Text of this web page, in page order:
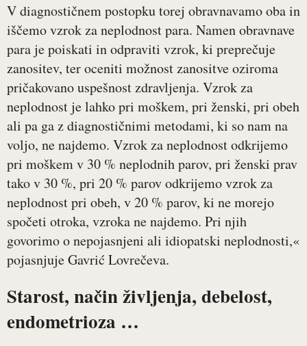
V diagnostičnem postopku torej obravnavamo oba in
iščemo vzrok za neplodnost para. Namen obravnave
para je poiskati in odpraviti vzrok, ki preprečuje
zanositev, ter oceniti možnost zanositve oziroma
pričakovano uspešnost zdravljenja. Vzrok za
neplodnost je lahko pri moškem, pri ženski, pri obeh
ali pa ga z diagnostičnimi metodami, ki so nam na
voljo, ne najdemo. Vzrok za neplodnost odkrijemo
pri moškem v 30 % neplodnih parov, pri ženski prav
tako v 30 %, pri 20 % parov odkrijemo vzrok za
neplodnost pri obeh, v 20 % parov, ki ne morejo
spočeti otroka, vzroka ne najdemo. Pri njih
govorimo o nepojasnjeni ali idiopatski neplodnosti,«
pojasnjuje Gavrić Lovrečeva.
Starost, način življenja, debelost,
endometrioza …